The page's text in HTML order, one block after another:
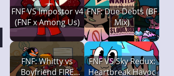
FNF VS Impostor v4
(FNF x Among Us)
FNF: Due Debts (BF
Mix)
FNF: Whitty vs
Boyfriend FIRE
FNF VS Sky Redux:
Heartbreak Havoc